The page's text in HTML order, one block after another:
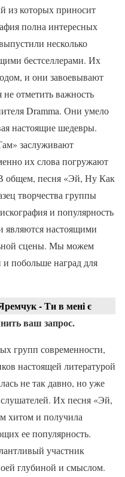
из которых приносит
полна интересных
несколько
бестселлерами. Их
и они завоевывают
отметить важность
Dramma. Они умело
настоящие шедевры.
заслуживают
их слова погружают
общем, песня «Эй, Ну Как
творчества группы
и популярность
являются настоящими
сцены. Мы можем
побольше наград для
- Ти в мені є
ваш запрос.
групп современности,
настоящей литературой
не так давно, но уже
слушателей. Их песня «Эй,
хитом и получила
ее популярность.
участник
глубиной и смыслом.